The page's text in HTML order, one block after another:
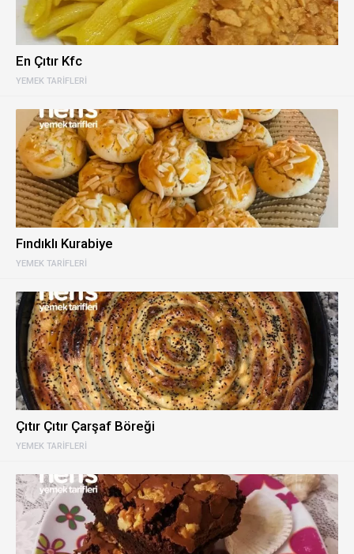
YEMEK TARIFLERI
En Çıtır Kfc
YEMEK TARIFLERI
Fındıklı Kurabiye
YEMEK TARIFLERI
Çıtır Çıtır Çarşaf Böreği